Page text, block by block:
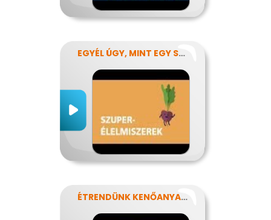
EGYÉL ÚGY, MINT EGY SZUPERHŐS!
ÉTRENDÜNK KENŐANYAGAI: A ZSÍROK